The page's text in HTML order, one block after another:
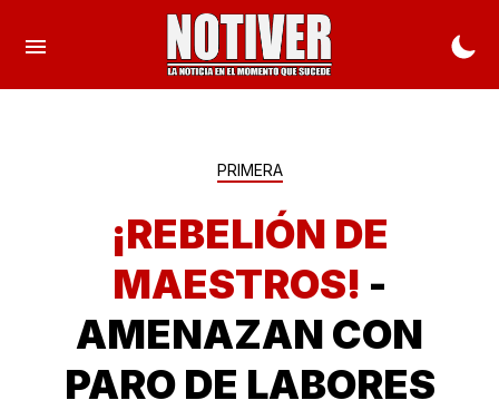
PRIMERA
¡REBELIÓN DE
MAESTROS! -
AMENAZAN CON
PARO DE LABORES